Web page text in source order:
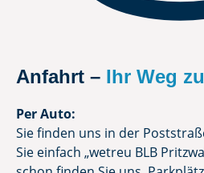
Anfahrt – Ihr Weg
Per Auto:
Sie finden uns in der
Sie einfach „wetreu BLB